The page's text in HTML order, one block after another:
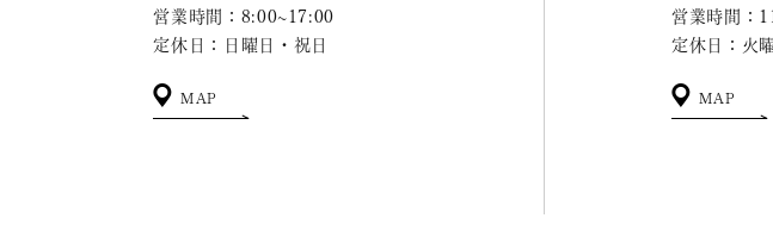
営業時間：8:00~17:00
定休日：日曜日・祝日
MAP
営業時間：
定休日：火
MAP